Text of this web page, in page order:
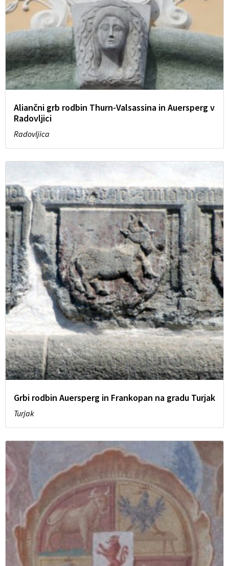
Aliančni grb rodbin Thurn-Valsassina in Auersperg v
Radovljici
Radovljica
Grbi rodbin Auersperg in Frankopan na gradu Turjak
Turjak